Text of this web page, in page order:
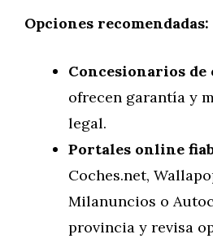
Opciones recomendadas:
Concesionarios de
ofrecen garantía y
legal.
Portales online
Coches.net,
Milanuncios o
provincia y revisa